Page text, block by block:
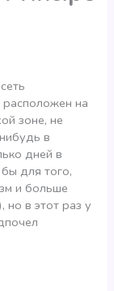
на
зоне, не
в
дней в
для того,
и больше
но в этот раз у